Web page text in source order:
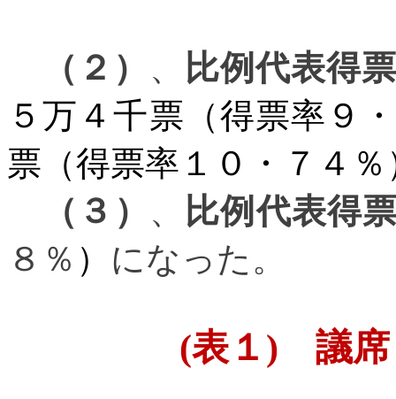
（２） 、 比例代表得
５万４千票（得票率９
票（得票率１０・７４
（３） 、
比例代表得
８％ ） になった。
(表１ ) 議席